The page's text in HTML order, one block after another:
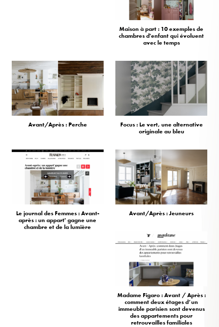
Maison à part : 10 exemples de
chambres d'enfant qui évoluent
avec le temps
Avant/Après : Perche
Focus : Le vert, une alternative
originale au bleu
Le journal des Femmes : Avant-
après : un appart' gagne une
chambre et de la lumière
Avant/Après : Jeuneurs
Madame Figaro : Avant / Après :
comment deux étages d’un
immeuble parisien sont devenus
des appartements pour
retrouvailles familiales